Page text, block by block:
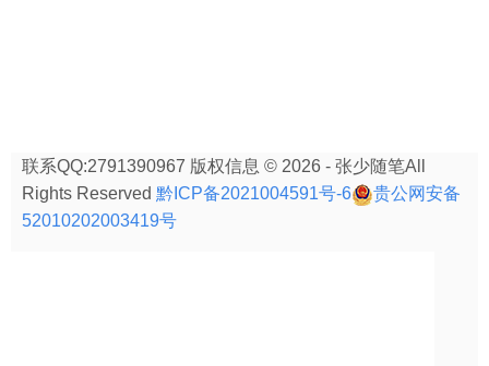
联系QQ:2791390967 版权信息 © 2026 - 张少随笔All
Rights Reserved 黔ICP备2021004591号-6
贵公网安备
52010202003419号